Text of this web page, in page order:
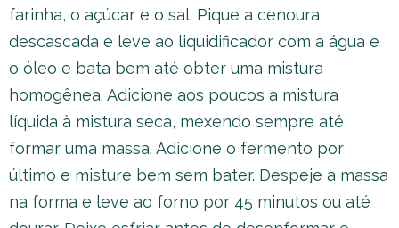
farinha, o açúcar e o sal. Pique a cenoura
descascada e leve ao liquidificador com a água e
o óleo e bata bem até obter uma mistura
homogênea. Adicione aos poucos a mistura
líquida à mistura seca, mexendo sempre até
formar uma massa. Adicione o fermento por
último e misture bem sem bater. Despeje a massa
na forma e leve ao forno por 45 minutos ou até